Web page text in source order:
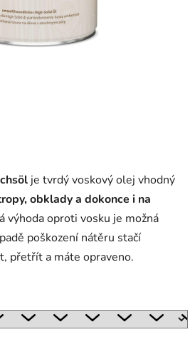
je tvrdý voskový olej vhodný
obklady a dokonce i na
výhoda oproti vosku je možná
poškození nátěru stačí
přetřít a máte opraveno.